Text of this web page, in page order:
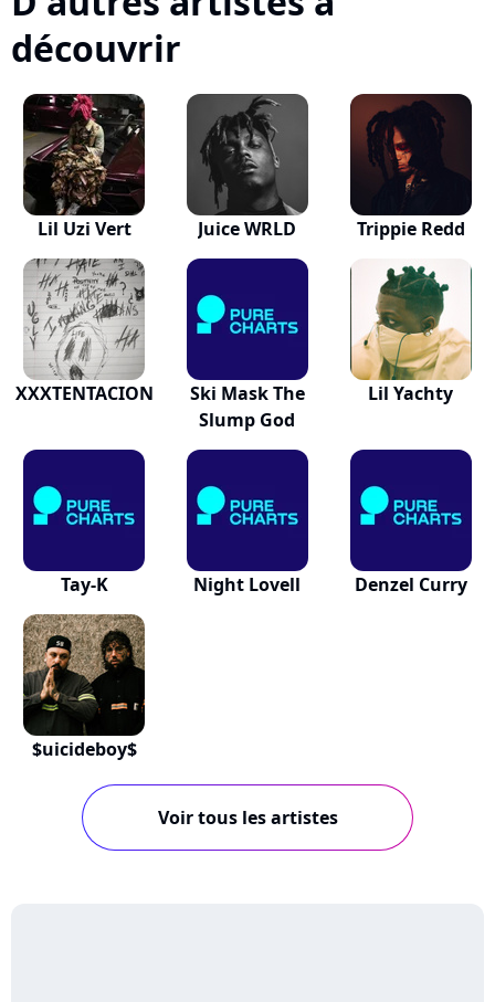
découvrir
Lil Uzi Vert Juice WRLD Trippie Redd
XXXTENTACION
Ski Mask The
Slump God
Lil Yachty
Tay-K Night Lovell Denzel Curry
$uicideboy$
Voir tous les artistes